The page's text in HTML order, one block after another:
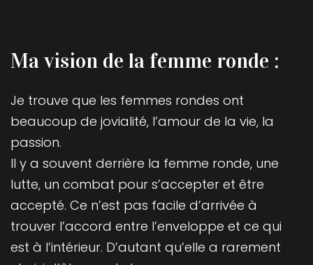
Ma vision de la femme ronde :
Je trouve que les femmes rondes ont
beaucoup de jovialité, l’amour de la vie, la
passion.
Il y a souvent derrière la femme ronde, une
lutte, un combat pour s’accepter et être
accepté. Ce n’est pas facile d’arrivée à
trouver l’accord entre l’enveloppe et ce qui
est à l’intérieur. D’autant qu’elle a rarement